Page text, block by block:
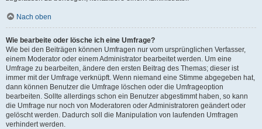
Nach oben
Wie bearbeite oder lösche ich eine Umfrage?
Wie bei den Beiträgen können Umfragen nur vom ursprünglichen Verfasser,
einem Moderator oder einem Administrator bearbeitet werden. Um eine
Umfrage zu bearbeiten, ändere den ersten Beitrag des Themas; dieser ist
immer mit der Umfrage verknüpft. Wenn niemand eine Stimme abgegeben hat,
dann können Benutzer die Umfrage löschen oder die Umfrageoption
bearbeiten. Sollte allerdings schon ein Benutzer abgestimmt haben, so kann
die Umfrage nur noch von Moderatoren oder Administratoren geändert oder
gelöscht werden. Dadurch soll die Manipulation von laufenden Umfragen
verhindert werden.